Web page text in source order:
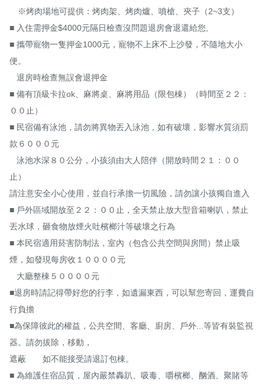
※烤肉場地可提供：烤肉架、烤肉爐、噴槍、夾子（2~3支）
■ 入住需押金$4000元隔日檢查沒問題退房會退還給您,
■ 攜帶寵物一隻押金1000元，寵物不上床不上沙發，不隨地大小
便。
■ 備有頂級卡拉ok、麻將桌、麻將用品（限包棟）（時間至２２：
００止）
■ 民宿備有泳池，請勿將異物丟入泳池，如有破壞，影響水質須罰
款６０００元
止）
請注意安全小心使用，並自行承擔一切風險，請勿讓小孩獨自進入
■ 戶外區域開放至２２：００止，全天禁止放大型音箱喇叭，禁止
丟水球，砸食物放煙火吐檳榔汁等破壞之行為
■ 本民宿適用菸害防制法，室內（包含公共空間與房間）禁止吸
煙，如發現每房收１００００元
■退房時請記得帶好您的行李，如遺漏東西，可以幫您寄回，運費自
行負擔
■為保障彼此的權益，公共空間、客廳、廚房、戶外...等皆有裝監視
器。請勿拔除，移動，
遮蔽　　如不能接受請退訂包棟。
■ 為維護住宿品質，屋內嚴禁轟趴、吸毒、嚼檳榔、酗酒、聚賭等